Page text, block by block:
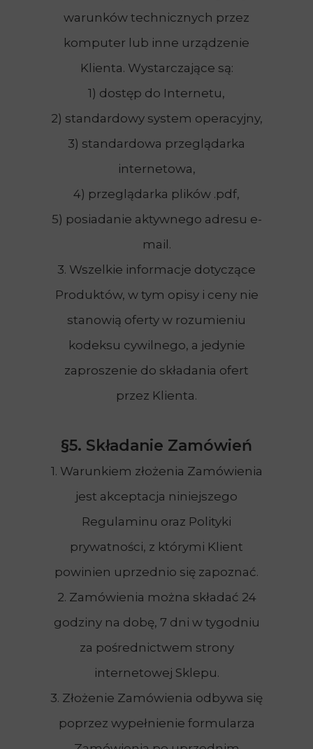
warunków technicznych przez
komputer lub inne urządzenie
Klienta. Wystarczające są:
1) dostęp do Internetu,
2) standardowy system operacyjny,
3) standardowa przeglądarka
internetowa,
4) przeglądarka plików .pdf,
5) posiadanie aktywnego adresu e-
mail.
3. Wszelkie informacje dotyczące
Produktów, w tym opisy i ceny nie
stanowią oferty w rozumieniu
kodeksu cywilnego, a jedynie
zaproszenie do składania ofert
przez Klienta.
§5. Składanie Zamówień
1. Warunkiem złożenia Zamówienia
jest akceptacja niniejszego
Regulaminu oraz Polityki
prywatności, z którymi Klient
powinien uprzednio się zapoznać.
2. Zamówienia można składać 24
godziny na dobę, 7 dni w tygodniu
za pośrednictwem strony
internetowej Sklepu.
3. Złożenie Zamówienia odbywa się
poprzez wypełnienie formularza